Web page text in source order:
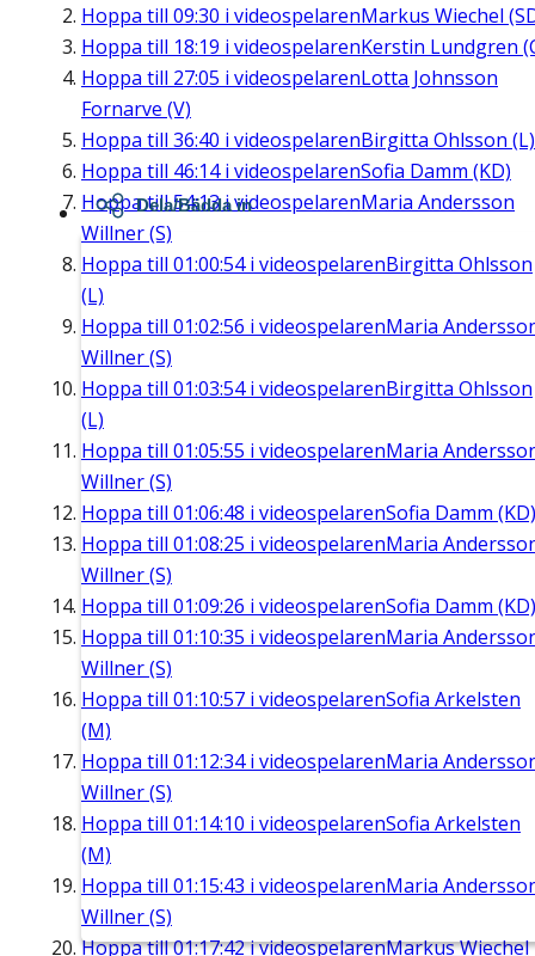
Hoppa till 09:30 i videospelarenMarkus Wiechel
Hoppa till 18:19 i videospelarenKerstin Lundgren
Hoppa till 27:05 i videospelarenLotta Johnsson
Fornarve (V)
Hoppa till 36:40 i videospelarenBirgitta Ohlsson (L)
Hoppa till 46:14i videospelarenSofia Damm (KD)
Hoppa till54:13i videospelarenMaria Andersson
Willner (S)
Hoppa till 01:00:54i videospelarenBirgitta Ohlsson
(L)
Hoppa till 01:02:56 i videospelarenMaria
Willner (S)
Hoppa till 01:03:54i videospelarenBirgitta Ohlsson
(L)
Hoppa till 01:05:55 i videospelarenMaria
Willner (S)
Hoppa till 01:06:48 i videospelarenSofia Damm (KD)
Hoppa till 01:08:25 i videospelarenMaria
Willner (S)
Hoppa till 01:09:26 i videospelarenSofia Damm (KD)
Hoppa till 01:10:35 i videospelarenMaria
Willner (S)
Hoppa till 01:10:57 i videospelarenSofia Arkelsten
(M)
Hoppa till 01:12:34i videospelarenMaria
Willner (S)
Hoppa till 01:14:10 i videospelarenSofia Arkelsten
(M)
Hoppa till 01:15:43 i videospelarenMaria
Willner (S)
Hoppa till01:17:42i videospelarenMarkus Wiechel
Dela/Bädda in